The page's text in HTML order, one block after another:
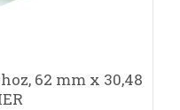
62 mm x 30,48